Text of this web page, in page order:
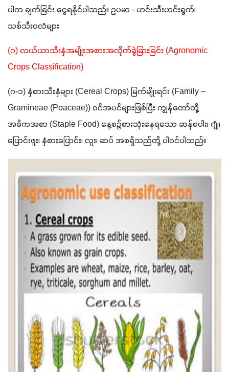
ပါက ချက်ခြင်း ငွေရနိုင်ပါသည်။ ဥပမာ - ဟင်းသီးဟင်းရွက်၊
သစ်သီးဝလံများ
(ဂ) လယ်ယာသီးနှံအမျိုးအစားအလိုက်ခွဲခြားခြင်း (Agronomic
Crops Classification)
(ဂ-၁) နှံစားသီးနှံများ (Cereal Crops) မြက်မျိုးရင်း (Family –
Gramineae (Poaceae)) ဝင်အပင်များဖြစ်ပြီး ကျွန်တော်တို့
အဓိကအစာ (Staple Food) နေ့စဉ်စားသုံးနေရသော ဆန်စပါး၊ ဂျုံ၊
ပြောင်းဖူး၊ နှံစားပြောင်း၊ လူး၊ ဆပ် အစရှိသည်တို့ ပါဝင်ပါသည်။